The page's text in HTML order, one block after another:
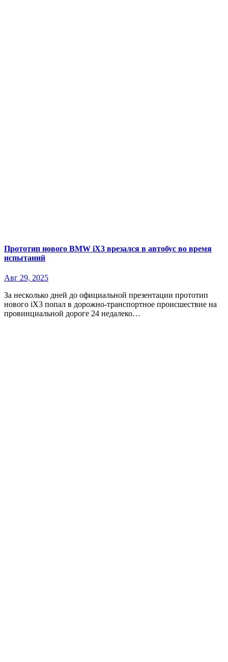
Прототип нового BMW iX3 врезался в автобус во время
испытаний
Авг 29, 2025
За несколько дней до официальной презентации прототип
нового iX3 попал в дорожно-транспортное происшествие на
провинциальной дороге 24 недалеко…